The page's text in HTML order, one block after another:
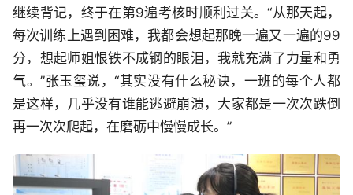
继续背记，终于在第9遍考核时顺利过关。“从那天起，
每次训练上遇到困难，我都会想起那晚一遍又一遍的99
分，想起师姐恨铁不成钢的眼泪，我就充满了力量和勇
气。”张玉玺说，“其实没有什么秘诀，一班的每个人都
是这样，几乎没有谁能逃避崩溃，大家都是一次次跌倒
再一次次爬起，在磨砺中慢慢成长。”